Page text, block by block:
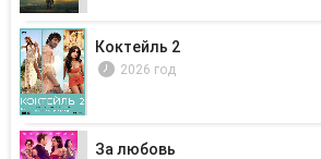
Коктейль 2
2026 год
За любовь